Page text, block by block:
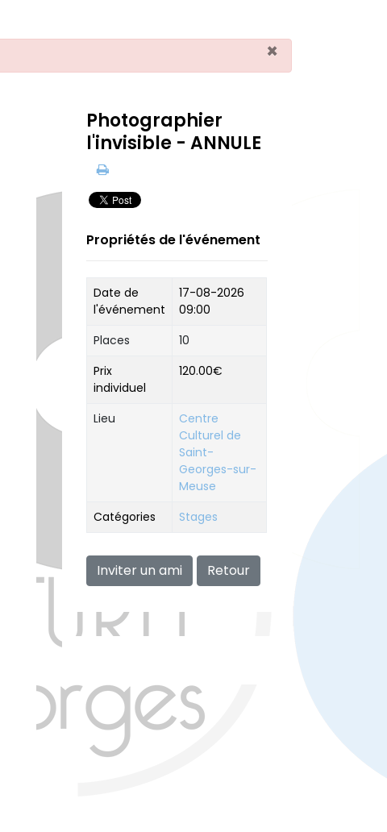
×
Photographier
l'invisible - ANNULE
Propriétés de l'événement
Date de
l'événement
17-08-2026
09:00
Places
10
Prix
individuel
120.00€
Lieu
Centre
Culturel de
Saint-
Georges-sur-
Meuse
Catégories
Stages
Inviter un ami Retour